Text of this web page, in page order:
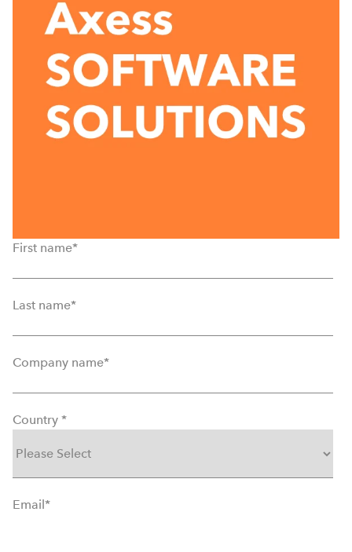
First name*
Last name*
Company name*
Country *
Email*